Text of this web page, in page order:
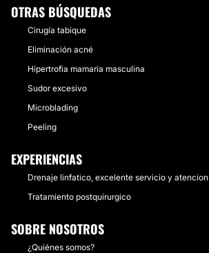
OTRAS BÚSQUEDAS
Cirugía tabique
Eliminación acné
Hipertrofia mamaria masculina
Sudor excesivo
Microblading
Peeling
EXPERIENCIAS
Drenaje linfatico, excelente servicio y atencion
Tratamiento postquirurgico
SOBRE NOSOTROS
¿Quiénes somos?